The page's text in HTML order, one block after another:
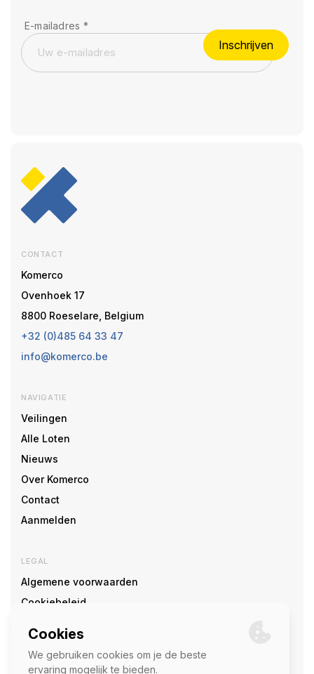
E-mailadres *
Inschrijven
CONTACT
Komerco
Ovenhoek 17
8800 Roeselare, Belgium
+32 (0)485 64 33 47
info@komerco.be
NAVIGATIE
Veilingen
Alle Loten
Nieuws
Over Komerco
Contact
Aanmelden
LEGAL
Algemene voorwaarden
Cookiebeleid
SOCIAL